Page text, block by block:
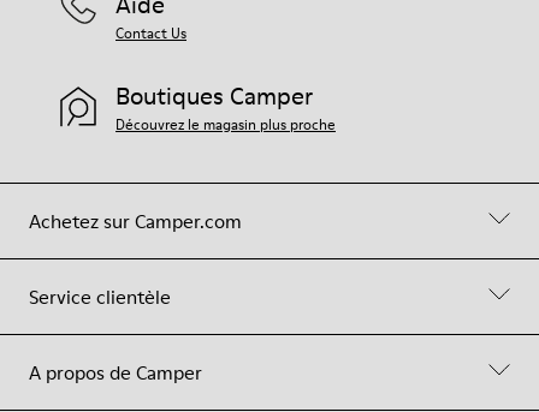
Achetez sur Camper.com
Service clientèle
A propos de Camper
Contact Us
Boutiques Camper
Découvrez le magasin plus proche